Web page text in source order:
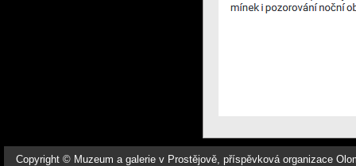
Copyright © Muzeum a galerie v Prostějově, příspěvková organizace